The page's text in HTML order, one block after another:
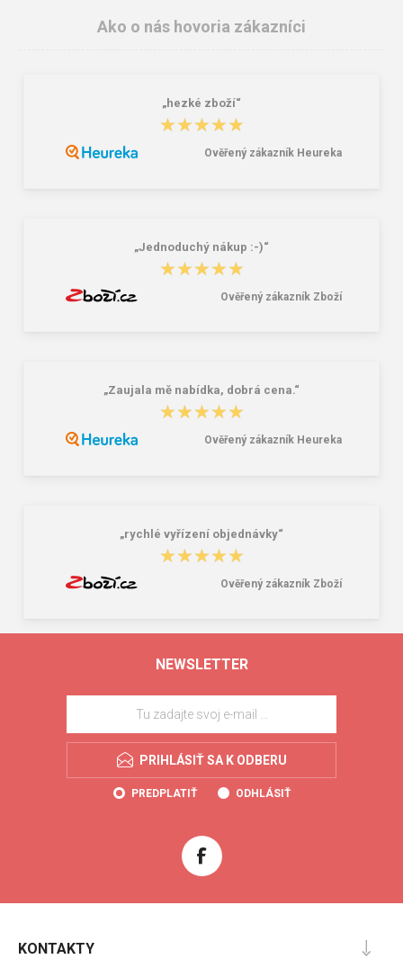
Ako o nás hovoria zákazníci
„hezké zboží“
★★★★★
★★★★★
Ověřený zákazník Heureka
„Jednoduchý nákup :-)“
★★★★★
★★★★★
Ověřený zákazník Zboží
„Zaujala mě nabídka, dobrá cena.“
★★★★★
★★★★★
Ověřený zákazník Heureka
„rychlé vyřízení objednávky“
★★★★★
★★★★★
Ověřený zákazník Zboží
NEWSLETTER
PRIHLÁSIŤ SA K ODBERU
PREDPLATIŤ ODHLÁSIŤ
KONTAKTY